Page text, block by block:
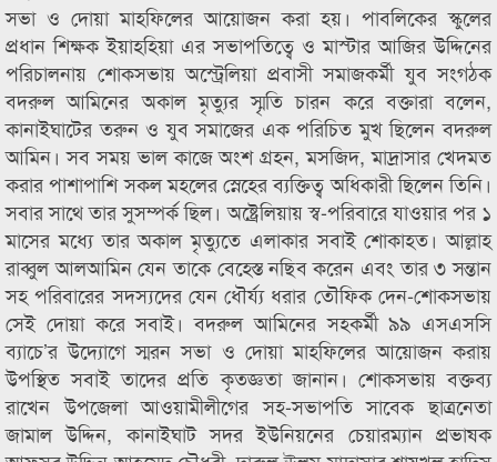
সভা ও দোয়া মাহফিলের আয়োজন করা হয়। পাবলিকের স্কুলের
প্রধান শিক্ষক ইয়াহহিয়া এর সভাপতিত্বে ও মাস্টার আজির উদ্দিনের
পরিচালনায় শোকসভায় অস্ট্রেলিয়া প্রবাসী সমাজকর্মী যুব সংগঠক
বদরুল আমিনের অকাল মৃত্যুর স্মৃতি চারন করে বক্তারা বলেন,
কানাইঘাটের তরুন ও যুব সমাজের এক পরিচিত মুখ ছিলেন বদরুল
আমিন। সব সময় ভাল কাজে অংশ গ্রহন, মসজিদ, মাদ্রাসার খেদমত
করার পাশাপাশি সকল মহলের স্নেহের ব্যক্তিত্ব অধিকারী ছিলেন তিনি।
সবার সাথে তার সুসম্পর্ক ছিল। অষ্ট্রেলিয়ায় স্ব-পরিবারে যাওয়ার পর ১
মাসের মধ্যে তার অকাল মৃত্যুতে এলাকার সবাই শোকাহত। আল্লাহ
রাব্বুল আলআমিন যেন তাকে বেহেস্ত নছিব করেন এবং তার ৩ সন্তান
সহ পরিবারের সদস্যদের যেন ধৌর্য্য ধরার তৌফিক দেন-শোকসভায়
সেই দোয়া করে সবাই। বদরুল আমিনের সহকর্মী ৯৯ এসএসসি
ব্যাচে’র উদ্যোগে স্মরন সভা ও দোয়া মাহফিলের আয়োজন করায়
উপস্থিত সবাই তাদের প্রতি কৃতজ্ঞতা জানান। শোকসভায় বক্তব্য
রাখেন উপজেলা আওয়ামীলীগের সহ-সভাপতি সাবেক ছাত্রনেতা
জামাল উদ্দিন, কানাইঘাট সদর ইউনিয়নের চেয়ারম্যান প্রভাষক